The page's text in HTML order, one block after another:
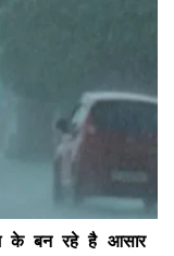
के बन रहे है आसार